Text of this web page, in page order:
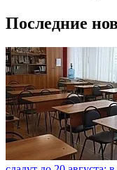
Последние